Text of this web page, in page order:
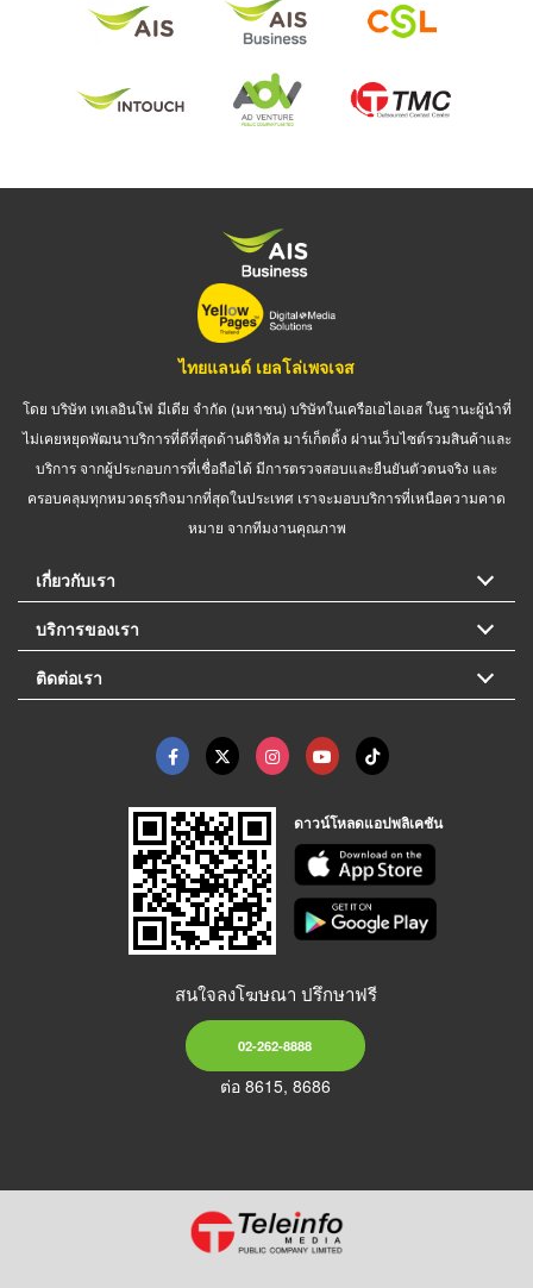
ไทยแลนด์ เยลโล่เพจเจส
โดย บริษัท เทเลอินโฟ มีเดีย จำกัด (มหาชน) บริษัทในเครือเอไอเอส ในฐานะผู้นำที่
ไม่เคยหยุดพัฒนาบริการที่ดีที่สุดด้านดิจิทัล มาร์เก็ตติ้ง ผ่านเว็บไซต์รวมสินค้าและ
บริการ จากผู้ประกอบการที่เชื่อถือได้ มีการตรวจสอบและยืนยันตัวตนจริง และ
ครอบคลุมทุกหมวดธุรกิจมากที่สุดในประเทศ เราจะมอบบริการที่เหนือความคาด
หมาย จากทีมงานคุณภาพ
เกี่ยวกับเรา
บริการของเรา
ติดต่อเรา
ดาวน์โหลดแอปพลิเคชัน
สนใจลงโฆษณา ปรึกษาฟรี
02-262-8888
ต่อ 8615, 8686